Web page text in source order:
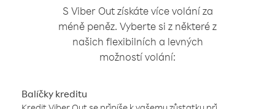
S Viber Out získáte více volání za
méně peněz. Vyberte si z některé z
našich flexibilních a levných
možností volání:
Balíčky kreditu